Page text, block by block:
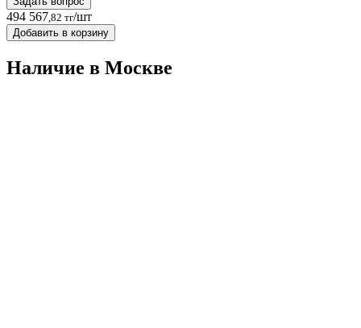
494 567 ,82 тг/шт
Добавить в корзину
Наличие в Москвe